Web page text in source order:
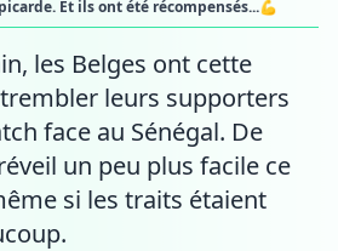
Et ils ont été récompensés...💪
les Belges ont cette
leurs supporters
face au Sénégal. De
un peu plus facile ce
si les traits étaient